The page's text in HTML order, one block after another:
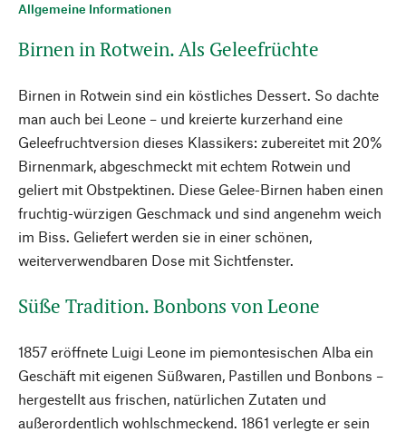
Allgemeine Informationen
Birnen in Rotwein. Als Geleefrüchte
Birnen in Rotwein sind ein köstliches Dessert. So dachte
man auch bei Leone – und kreierte kurzerhand eine
Geleefruchtversion dieses Klassikers: zubereitet mit 20%
Birnenmark, abgeschmeckt mit echtem Rotwein und
geliert mit Obstpektinen. Diese Gelee-Birnen haben einen
fruchtig-würzigen Geschmack und sind angenehm weich
im Biss. Geliefert werden sie in einer schönen,
weiterverwendbaren Dose mit Sichtfenster.
Süße Tradition. Bonbons von Leone
1857 eröffnete Luigi Leone im piemontesischen Alba ein
Geschäft mit eigenen Süßwaren, Pastillen und Bonbons –
hergestellt aus frischen, natürlichen Zutaten und
außerordentlich wohlschmeckend. 1861 verlegte er sein